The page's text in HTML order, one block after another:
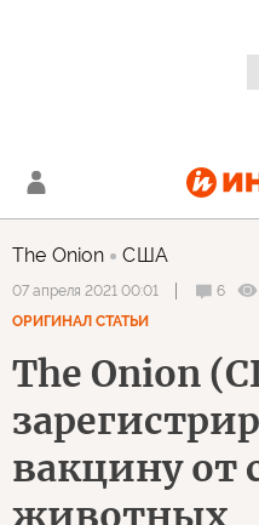
The Onion США
07 апреля 2021 00:01 6
ОРИГИНАЛ СТАТЬИ
The Onion
вакцину от
животных